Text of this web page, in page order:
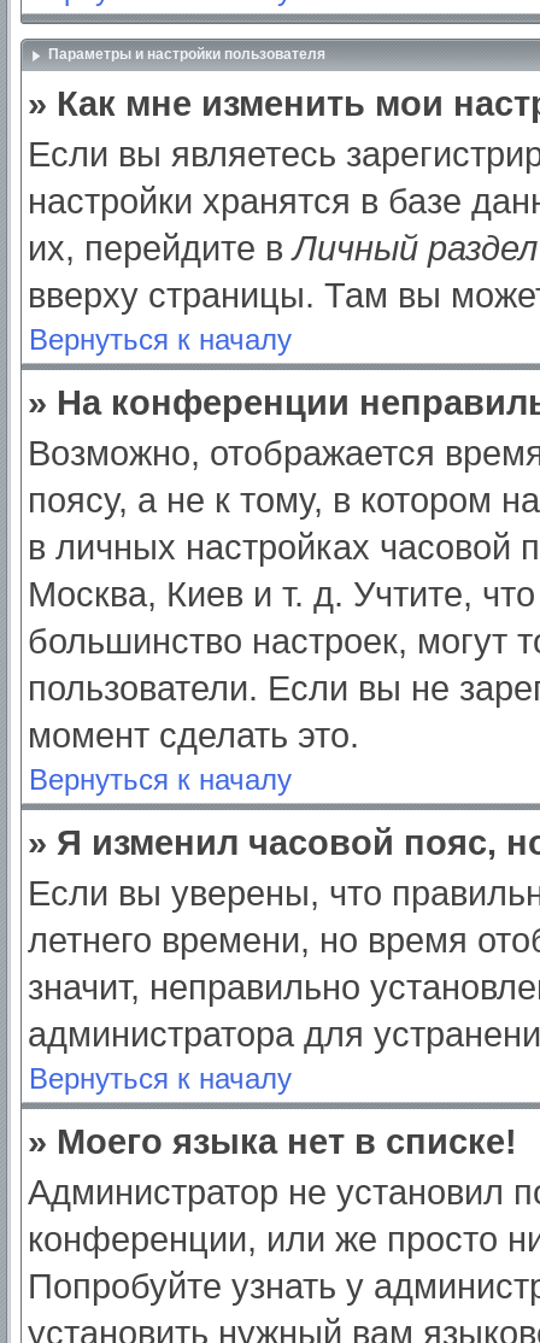
Параметры и настройки пользователя
» Как мне изменить мои
Если вы являетесь
настройки хранятся в базе
их, перейдите вЛичный раздел
вверху страницы. Там вы
Вернуться к началу
» На конференции
Возможно, отображается
поясу, а не к тому, в котором
в личных настройках часовой
Москва, Киев и т. д. Учтите,
большинство настроек, могут
пользователи. Если вы не
момент сделать это.
Вернуться к началу
» Я изменил часовой пояс,
Если вы уверены, что
летнего времени, но время
значит, неправильно
администратора для
Вернуться к началу
» Моего языка нет в списке!
Администратор не установил
конференции, или же просто
Попробуйте узнать у
установить нужный вам